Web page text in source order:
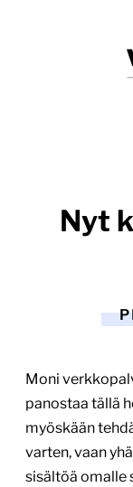
Nyt
Moni
panostaa tällä
myöskään
varten, vaan
sisältöä omalle